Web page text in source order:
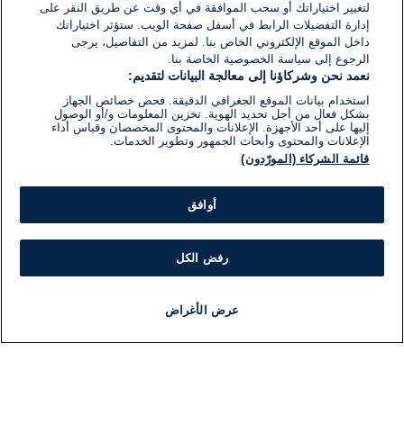
لتغيير اختياراتك أو سحب الموافقة في أي وقت عن طريق النقر على
إدارة التفضيلات الرابط في أسفل صفحة الويب. ستؤثر اختياراتك
داخل الموقع الإلكتروني الخاص بنا. لمزيد من التفاصيل، يرجى
الرجوع إلى سياسة الخصوصية الخاصة بنا.
نعمد نحن وشركاؤنا إلى معالجة البيانات لتقديم:
استخدام بيانات الموقع الجغرافي الدقيقة. فحص خصائص الجهاز
بشكل فعال من أجل تحديد الهوية. تخزين المعلومات و/أو الوصول
إليها على أحد الأجهزة. الإعلانات والمحتوى المخصصان وقياس أداء
الإعلانات والمحتوى وأبحاث الجمهور وتطوير الخدمات.
قائمة الشركاء (المورّدون)
أوافق
رفض الكل
عرض الأغراض